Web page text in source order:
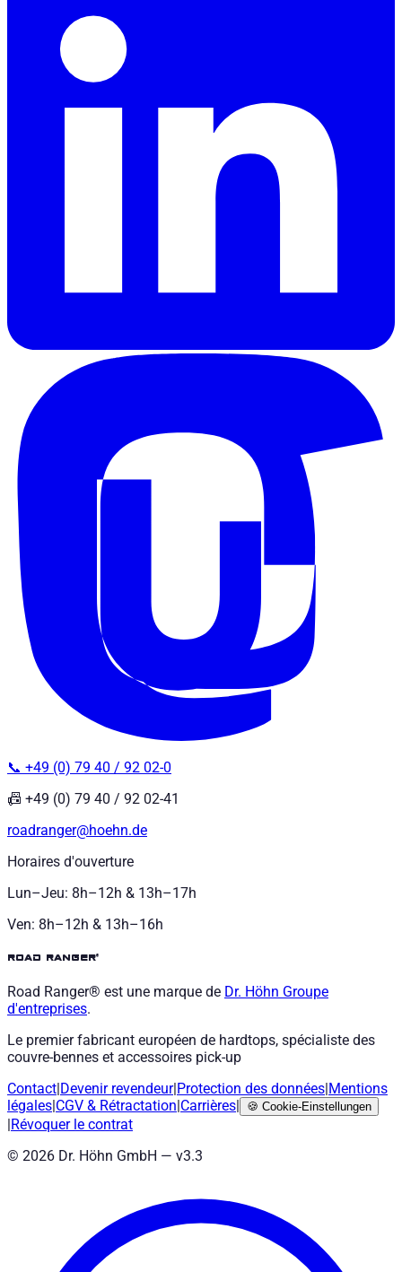
📞 +49 (0) 79 40 / 92 02-0
📠 +49 (0) 79 40 / 92 02-41
roadranger@hoehn.de
Horaires d'ouverture
Lun–Jeu: 8h–12h & 13h–17h
Ven: 8h–12h & 13h–16h
road ranger®
Road Ranger® est une marque de Dr. Höhn Groupe
d'entreprises.
Le premier fabricant européen de hardtops, spécialiste des
couvre-bennes et accessoires pick-up
Contact Devenir revendeur| Protection des données Mentions
légales CGV & Rétractation Carrières 🍪 Cookie-Einstellungen
Révoquer le contrat
© 2026 Dr. Höhn GmbH — v3.3